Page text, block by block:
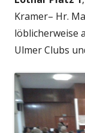
Kramer– Hr.
löblicherweise
Ulmer Clubs